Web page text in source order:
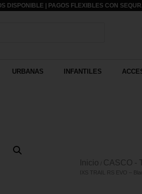
DISPONIBLE | PAGOS FLEXIBLES CON
URBANAS INFANTILES
Inicio CASCO -
IXS TRAIL RS EVO –